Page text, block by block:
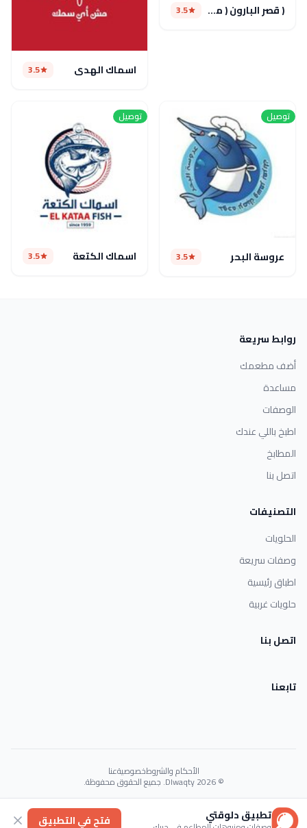
( قصر البارون ( مغلق مؤقتا 3.5
اسماك الهدى 3.5
توصيل
عروسة البحر 3.5
توصيل
اسماك الكتعة 3.5
روابط سريعة
أضف مطعمك
مساعدة
الوصفات
اطبخ باللي عندك
المطابخ
اتصل بنا
التصنيفات
الحلويات
وصفات سريعة
اطباق رئيسية
حلويات غربية
اتصل بنا
تابعنا
الأحكام والشروطخصوصيةعنا
© 2026 Dlwaqty. جميع الحقوق محفوظة.
Powered byGAIT
تطبيق دلوقتي فتح في التطبيق